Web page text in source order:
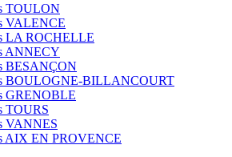
TOULON
VALENCE
LA ROCHELLE
ANNECY
BESANÇON
BOULOGNE-BILLANCOURT
GRENOBLE
TOURS
VANNES
AIX EN PROVENCE